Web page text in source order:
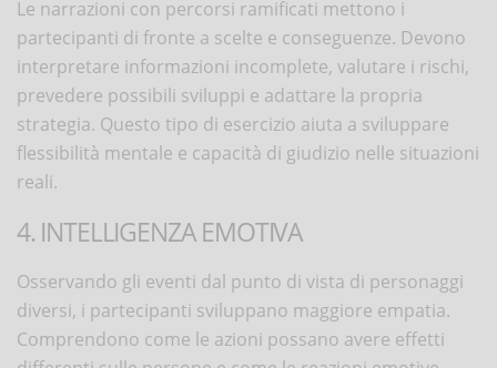
Le narrazioni con percorsi ramificati mettono i
partecipanti di fronte a scelte e conseguenze. Devono
interpretare informazioni incomplete, valutare i rischi,
prevedere possibili sviluppi e adattare la propria
strategia. Questo tipo di esercizio aiuta a sviluppare
flessibilità mentale e capacità di giudizio nelle situazioni
reali.
4. INTELLIGENZA EMOTIVA
Osservando gli eventi dal punto di vista di personaggi
diversi, i partecipanti sviluppano maggiore empatia.
Comprendono come le azioni possano avere effetti